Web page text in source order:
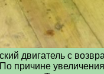
двигатель с
По причине